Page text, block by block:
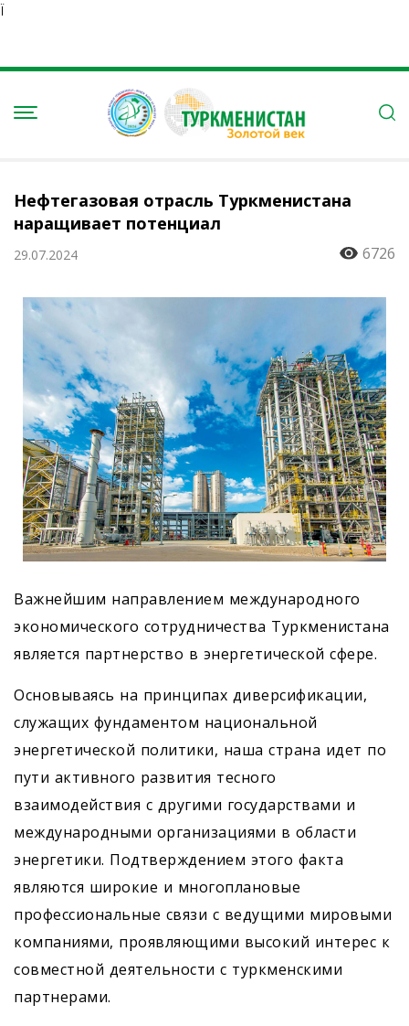
Ï
Нефтегазовая отрасль Туркменистана
наращивает потенциал
29.07.2024 6726
Важнейшим направлением международного
экономического сотрудничества Туркменистана
является партнерство в энергетической сфере.
Основываясь на принципах диверсификации,
служащих фундаментом национальной
энергетической политики, наша страна идет по
пути активного развития тесного
взаимодействия с другими государствами и
международными организациями в области
энергетики. Подтверждением этого факта
являются широкие и многоплановые
профессиональные связи с ведущими мировыми
компаниями, проявляющими высокий интерес к
совместной деятельности с туркменскими
партнерами.